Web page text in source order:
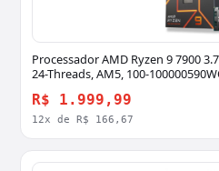
Processador AMD Ryzen 9 7900
24-Threads, AM5, 100-
R$ 1.999,99
12x de R$ 166,67